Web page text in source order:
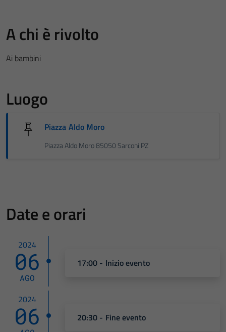
A chi è rivolto
Ai bambini
Luogo
Piazza Aldo Moro
Piazza Aldo Moro 85050 Sarconi PZ
Date e orari
2024
06
AGO
17:00 - Inizio evento
2024
06 20:30 - Fine evento